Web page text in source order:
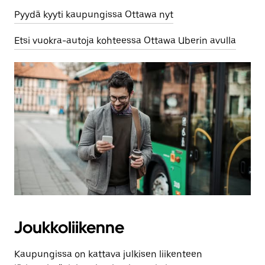
Pyydä kyyti kaupungissa Ottawa nyt
Etsi vuokra-autoja kohteessa Ottawa Uberin avulla
Joukkoliikenne
Kaupungissa on kattava julkisen liikenteen